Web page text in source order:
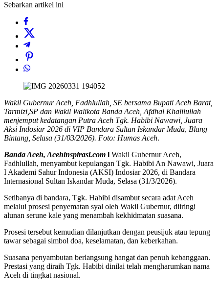
Sebarkan artikel ini
Wakil Gubernur Aceh, Fadhlullah, SE bersama Bupati Aceh Barat,
Tarmizi,SP dan Wakil Walikota Banda Aceh, Afdhal Khalilullah
menjemput kedatangan Putra Aceh Tgk. Habibi Nawawi, Juara
Aksi Indosiar 2026 di VIP Bandara Sultan Iskandar Muda, Blang
Bintang, Selasa (31/03/2026). Foto: Humas Aceh.
Banda Aceh, Acehinspirasi.com l Wakil Gubernur Aceh,
Fadhlullah, menyambut kepulangan Tgk. Habibi An Nawawi, Juara
I Akademi Sahur Indonesia (AKSI) Indosiar 2026, di Bandara
Internasional Sultan Iskandar Muda, Selasa (31/3/2026).
Setibanya di bandara, Tgk. Habibi disambut secara adat Aceh
melalui prosesi penyematan syal oleh Wakil Gubernur, diiringi
alunan serune kale yang menambah kekhidmatan suasana.
Prosesi tersebut kemudian dilanjutkan dengan peusijuk atau tepung
tawar sebagai simbol doa, keselamatan, dan keberkahan.
Suasana penyambutan berlangsung hangat dan penuh kebanggaan.
Prestasi yang diraih Tgk. Habibi dinilai telah mengharumkan nama
Aceh di tingkat nasional.